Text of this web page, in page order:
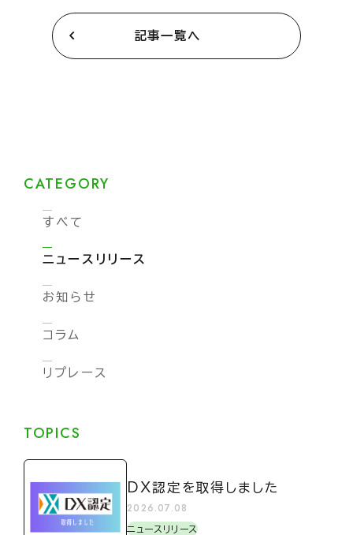
記事一覧へ
CATEGORY
すべて
ニュースリリース
お知らせ
コラム
リプレース
TOPICS
DX認定を取得しました
2026.07.08
ニュースリリース